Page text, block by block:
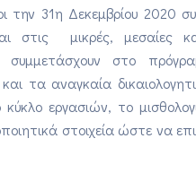
την 31η Δεκεμβρίου 2020
στις μικρές, μεσαίες
συμμετάσχουν στο
τα αναγκαία
εργασιών, το
στοιχεία ώστε να